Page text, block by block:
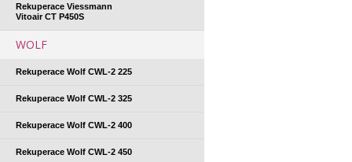
Rekuperace Viessmann
Vitoair CT P450S
WOLF
Rekuperace Wolf CWL-2 225
Rekuperace Wolf CWL-2 325
Rekuperace Wolf CWL-2 400
Rekuperace Wolf CWL-2 450